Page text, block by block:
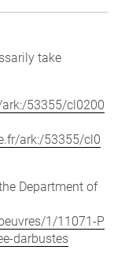
take
53355/cl0200
ark:/53355/cl0
Department of
1/11071-P
darbustes